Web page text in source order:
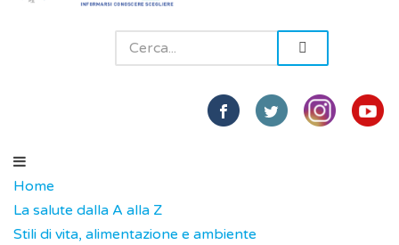
Home
La salute dalla A alla Z
Stili di vita, alimentazione e ambiente